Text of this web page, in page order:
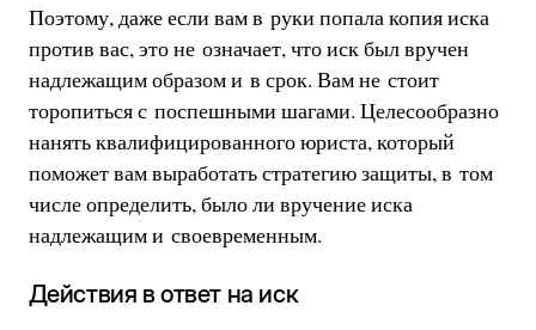
Поэтому, даже если вам в руки попала копия иска
против вас, это не означает, что иск был вручен
надлежащим образом и в срок. Вам не стоит
торопиться с поспешными шагами. Целесообразно
нанять квалифицированного юриста, который
поможет вам выработать стратегию защиты, в том
числе определить, было ли вручение иска
надлежащим и своевременным.
Действия в ответ на иск